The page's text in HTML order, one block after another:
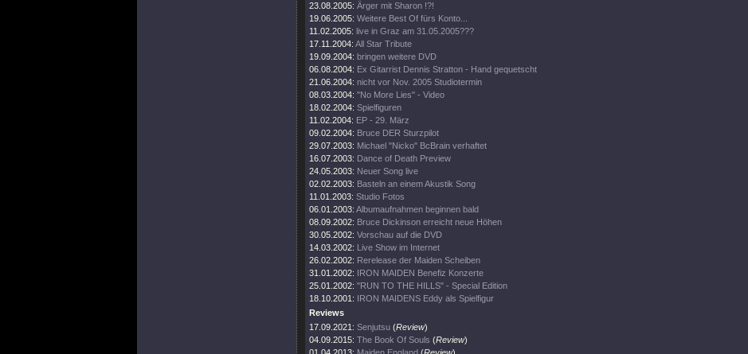
23.08.2005: Ärger mit Sharon !?!
19.06.2005: Weitere Best Of fürs Konto...
11.02.2005: live in Graz am 31.05.2005???
17.11.2004: All Star Tribute
19.09.2004: bringen weitere DVD
06.08.2004: Ex Gitarrist Dennis Stratton - Hand gequetscht
21.06.2004: nicht vor Nov. 2005 Studiotermin
08.03.2004: "No More Lies" - Video
18.02.2004: Spielfiguren
11.02.2004: EP - 29. März
09.02.2004: Bruce DER Sturzpilot
29.07.2003: Michael "Nicko" BcBrain verhaftet
16.07.2003: Dance of Death Preview
24.05.2003: Neuer Song live
02.02.2003: Basteln an einem Akustik Song
11.01.2003: Studio Fotos
06.01.2003: Albumaufnahmen beginnen bald
08.09.2002: Bruce Dickinson erreicht neue Höhen
30.05.2002: Vorschau auf die DVD
14.03.2002: Live Show im Internet
26.02.2002: Rerelease der Maiden Scheiben
31.01.2002: IRON MAIDEN Benefiz Konzerte
25.01.2002: "RUN TO THE HILLS" - Special Edition
18.10.2001: IRON MAIDENS Eddy als Spielfigur
Reviews
17.09.2021: Senjutsu (Review)
04.09.2015: The Book Of Souls (Review)